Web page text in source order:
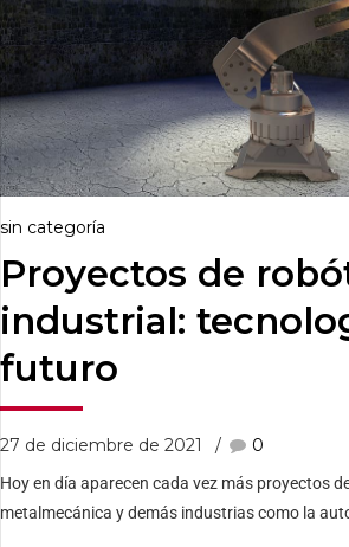
sin categoría
Proyectos de
industrial:
futuro
27 de diciembre de 2021 0
Hoy en día aparecen cada vez más proyectos
metalmecánica y demás industrias como la